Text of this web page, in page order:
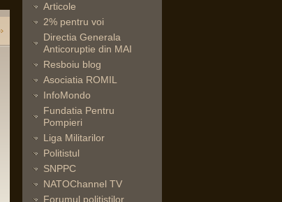
Articole
2% pentru voi
Directia Generala
Anticoruptie din MAI
Resboiu blog
Asociatia ROMIL
InfoMondo
Fundatia Pentru
Pompieri
Liga Militarilor
Politistul
SNPPC
NATOChannel TV
Forumul politistilor